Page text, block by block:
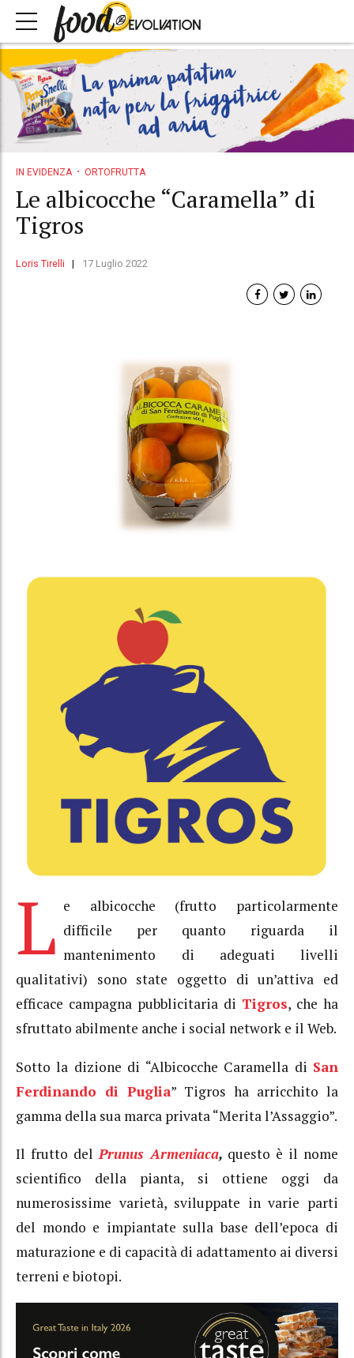
IN EVIDENZA ORTOFRUTTA
Le albicocche “Caramella” di
Tigros
Loris Tirelli 17 Luglio 2022
L e albicocche (frutto particolarmente
difficile per quanto riguarda il
mantenimento di adeguati livelli
qualitativi) sono state oggetto di un’attiva ed
efficace campagna pubblicitaria di Tigros, che ha
sfruttato abilmente anche i social network e il Web.
Sotto la dizione di “Albicocche Caramella di San
Ferdinando di Puglia” Tigros ha arricchito la
gamma della sua marca privata “Merita l’Assaggio”.
Il frutto delPrunus Armeniaca, questo è il nome
scientifico della pianta, si ottiene oggi da
numerosissime varietà, sviluppate in varie parti
del mondo e impiantate sulla base dell’epoca di
maturazione e di capacità di adattamento ai diversi
terreni e biotopi.